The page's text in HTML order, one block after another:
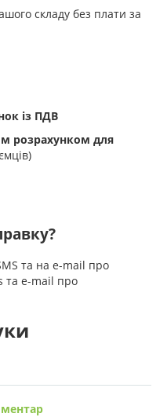
складу без плати за
із ПДВ
розрахунком для
та на e-mail про
та e-mail про